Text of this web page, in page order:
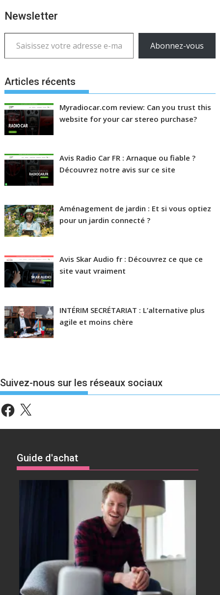
Newsletter
Saisissez votre adresse e-mail…
Abonnez-vous
Articles récents
Myradiocar.com review: Can you trust this
website for your car stereo purchase?
Avis Radio Car FR : Arnaque ou fiable ?
Découvrez notre avis sur ce site
Aménagement de jardin : Et si vous optiez
pour un jardin connecté ?
Avis Skar Audio fr : Découvrez ce que ce
site vaut vraiment
INTÉRIM SECRÉTARIAT : L’alternative plus
agile et moins chère
Suivez-nous sur les réseaux sociaux
Facebook
X
Guide d'achat